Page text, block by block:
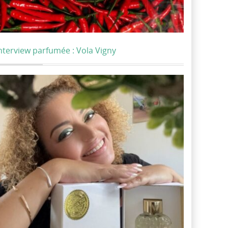
parfumée : Vola Vigny